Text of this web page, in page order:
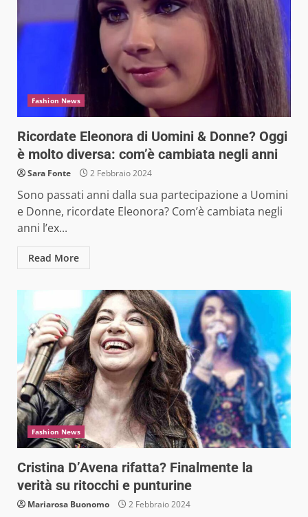
Fashion News
Ricordate Eleonora di Uomini & Donne? Oggi
è molto diversa: com’è cambiata negli anni
Sara Fonte 2 Febbraio 2024
Sono passati anni dalla sua partecipazione a Uomini
e Donne, ricordate Eleonora? Com’è cambiata negli
anni l’ex...
Read More
Fashion News
Cristina D’Avena rifatta? Finalmente la
verità su ritocchi e punturine
Mariarosa Buonomo 2 Febbraio 2024